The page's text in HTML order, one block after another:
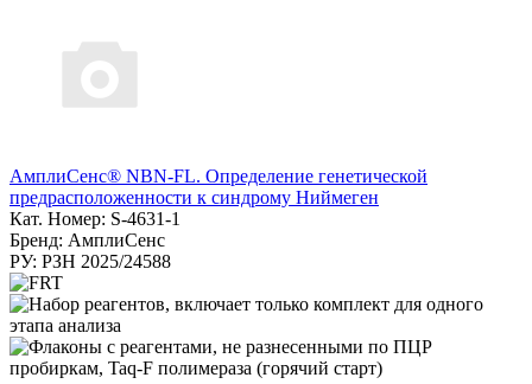
АмплиСенс® NBN-FL. Определение генетической
предрасположенности к синдрому Ниймеген
Кат. Номер: S-4631-1
Бренд: АмплиСенс
РУ: РЗН 2025/24588